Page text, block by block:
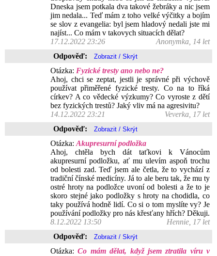
Dneska jsem potkala dva takové žebráky a nic jsem
jim nedala... Teď mám z toho velké výčitky a bojím
se slov z evangelia: byl jsem hladový nedali jste mi
najíst... Co mám v takovych situacích dělat?
17.12.2022 23:26
Anonymka, 14 let
Odpověď:
Otázka: Fyzické tresty ano nebo ne?
Ahoj, chci se zeptat, jestli je správné při výchově
používat přiměřené fyzické tresty. Co na to říká
církev? A co vědecké výzkumy? Co vyroste z dětí
bez fyzických trestů? Jaký vliv má na agresivitu?
14.12.2022 23:21
Veverka, 17 let
Odpověď:
Otázka: Akupresurní podložka
Ahoj, chtěla bych dát taťkovi k Vánocům
akupresurní podložku, ať mu ulevím aspoň trochu
od bolesti zad. Teď jsem ale četla, že to vychází z
tradiční čínské medicíny. Já to ale beru tak, že mu ty
ostré hroty na podložce uvoní od bolesti a že to je
skoro stejné jako podložky s hroty na chodidla, co
taky používá hodně lidí. Co si o tom myslíte vy? Je
používání podložky pro nás křesťany hřích? Děkuji.
8.12.2022 13:50
Hennie, 17 let
Odpověď:
Otázka:Co mám dělat, když jsem ztratila víru v